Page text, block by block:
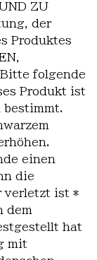
ZU
der
Produktes
folgende
Produkt ist
bestimmt.
einen
die
verletzt ist *
dem
hat
mit